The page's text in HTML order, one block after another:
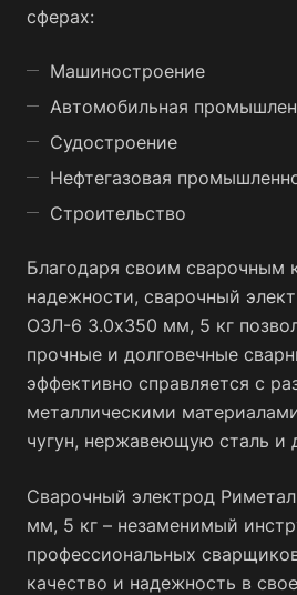
сферах:
Машиностроение
Автомобильная
Судостроение
Нефтегазовая
Строительство
Благодаря своим сварочным
надежности, сварочный
ОЗЛ-6 3.0x350 мм, 5 кг
прочные и долговечные
эффективно справляется с
металлическими
чугун, нержавеющую сталь и
Сварочный электрод
мм, 5 кг – незаменимый
профессиональных
качество и надежность в